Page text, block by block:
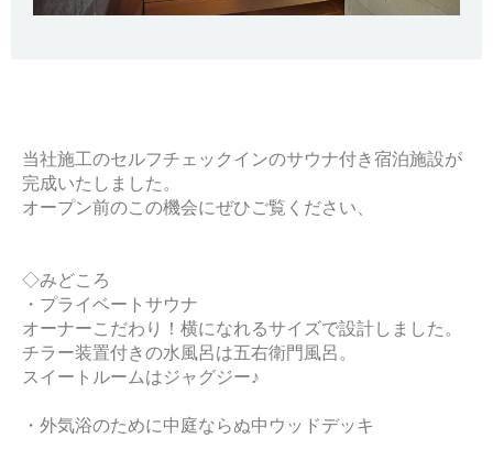
当社施工のセルフチェックインのサウナ付き宿泊施設が
完成いたしました。
オープン前のこの機会にぜひご覧ください、
◇みどころ
・プライベートサウナ
オーナーこだわり！横になれるサイズで設計しました。
チラー装置付きの水風呂は五右衛門風呂。
スイートルームはジャグジー♪
・外気浴のために中庭ならぬ中ウッドデッキ